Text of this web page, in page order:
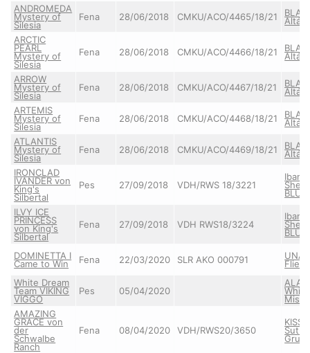
ANDROMEDA
Mystery of
Silesia
Fena 28/06/2018 CMKU/ACO/4465/18/21
Altája
ARCTIC
PEARL
Mystery of
Silesia
Fena 28/06/2018 CMKU/ACO/4466/18/21 Altája
ARROW
Mystery of
Silesia
Fena 28/06/2018 CMKU/ACO/4467/18/21
Altája
ARTEMIS
Mystery of
Silesia
Fena 28/06/2018 CMKU/ACO/4468/18/21
Altája
ATLANTIS
Mystery of
Silesia
Fena 28/06/2018 CMKU/ACO/4469/18/21
Altája
IRONCLAD
IVANDER von
King's
Silbertal
Pes 27/09/2018 VDH/RWS 18/3221
ILVY ICE
PRINCESS
von King's
Silbertal
Fena 27/09/2018 VDH RWS18/3224
DOMINETTA I
Came to Win Fena 22/03/2020 SLR AKO 000791 UNA
White Dream
Team VIKING
VIGGO
Pes 05/04/2020
Mist
AMAZING
GRACE von
der
Schwalbe
Ranch
Fena 08/04/2020 VDH/RWS20/3650
KISS